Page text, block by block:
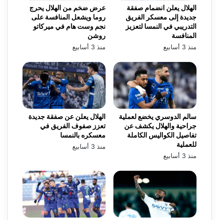
عرض ضخم من الهلال يحرج
روما ويشعل المنافسة على
نجم وست هام في ميركاتو
روشن
منذ 3 أسابيع
الهلال يعلن انضمام صفقة
جديدة إلى معسكر الفريق
التدريبي في النمسا لتعزيز
المنافسة
منذ 3 أسابيع
الهلال يعلن عن صفقة جديدة
تعزز صفوف الفريق في
معسكره بالنمسا
منذ 3 أسابيع
سالم الدوسري يخضع لعملية
جراحية والهلال يكشف عن
تفاصيل الكواليس الكاملة
للعملية
منذ 3 أسابيع